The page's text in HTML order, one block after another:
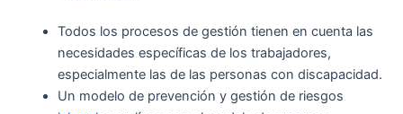
Todos los procesos de gestión tienen en cuenta las
necesidades específicas de los trabajadores,
especialmente las de las personas con discapacidad.
Un modelo de prevención y gestión de riesgos